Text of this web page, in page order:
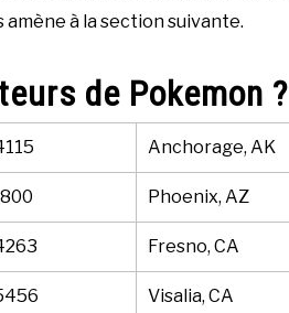
à la section suivante.
de Pokemon ?
Anchorage, AK
Phoenix, AZ
Fresno, CA
Visalia, CA